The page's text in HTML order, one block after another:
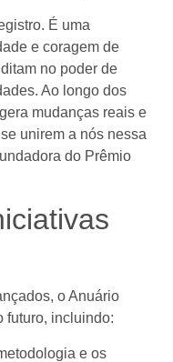
É uma
e coragem de
no poder de
Ao longo dos
mudanças reais e
unirem a nós nessa
do Prêmio
o Anuário
futuro, incluindo:
e os